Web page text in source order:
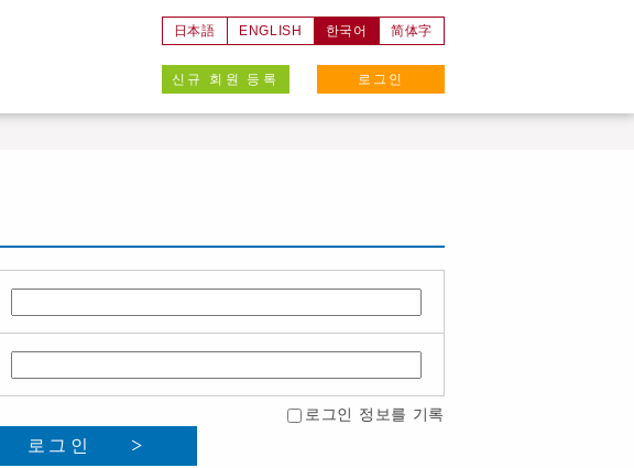
日本語 ENGLISH 한국어 简体字
신규 회원 등록 로그인
로그인 정보를 기록
로그인